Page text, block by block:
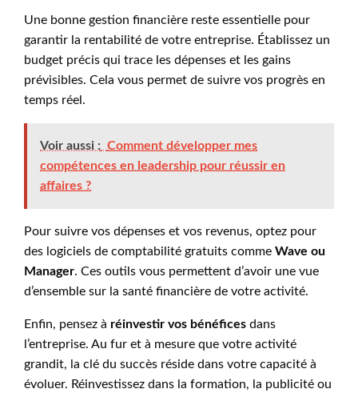
Une bonne gestion financière reste essentielle pour
garantir la rentabilité de votre entreprise. Établissez un
budget précis qui trace les dépenses et les gains
prévisibles. Cela vous permet de suivre vos progrès en
temps réel.
Voir aussi : Comment développer mes
compétences en leadership pour réussir en
affaires ?
Pour suivre vos dépenses et vos revenus, optez pour
des logiciels de comptabilité gratuits comme Wave ou
Manager. Ces outils vous permettent d’avoir une vue
d’ensemble sur la santé financière de votre activité.
Enfin, pensez à réinvestir vos bénéfices dans
l’entreprise. Au fur et à mesure que votre activité
grandit, la clé du succès réside dans votre capacité à
évoluer. Réinvestissez dans la formation, la publicité ou